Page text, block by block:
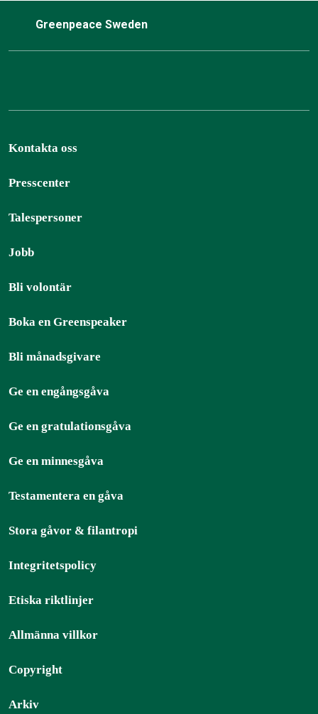
Greenpeace Sweden
Kontakta oss
Presscenter
Talespersoner
Jobb
Bli volontär
Boka en Greenspeaker
Bli månadsgivare
Ge en engångsgåva
Ge en gratulationsgåva
Ge en minnesgåva
Testamentera en gåva
Stora gåvor & filantropi
Integritetspolicy
Etiska riktlinjer
Allmänna villkor
Copyright
Arkiv